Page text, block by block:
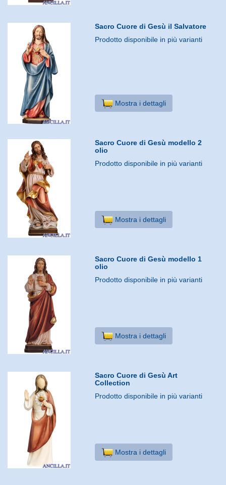
Sacro Cuore di Gesù il Salvatore
Prodotto disponibile in più varianti
Mostra i dettagli
Sacro Cuore di Gesù modello 2
olio
Prodotto disponibile in più varianti
Mostra i dettagli
Sacro Cuore di Gesù modello 1
olio
Prodotto disponibile in più varianti
Mostra i dettagli
Sacro Cuore di Gesù Art
Collection
Prodotto disponibile in più varianti
Mostra i dettagli